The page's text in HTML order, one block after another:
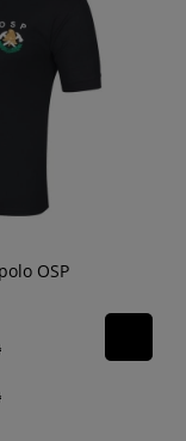
OSP